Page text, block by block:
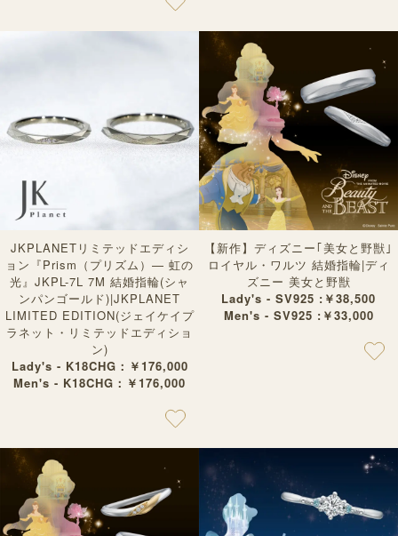
JKPLANETリミテッドエディシ
ョン『Prism（プリズム）— 虹の
光』JKPL-7L 7M 結婚指輪(シャ
ンパンゴールド)|JKPLANET
LIMITED EDITION(ジェイケイプ
ラネット・リミテッドエディショ
ン)
Lady's - K18CHG：￥176,000
Men's - K18CHG：￥176,000
【新作】ディズニー｢美女と野獣｣
ロイヤル・ワルツ 結婚指輪|ディ
ズニー 美女と野獣
Lady's - SV925 :￥38,500
Men's - SV925 :￥33,000